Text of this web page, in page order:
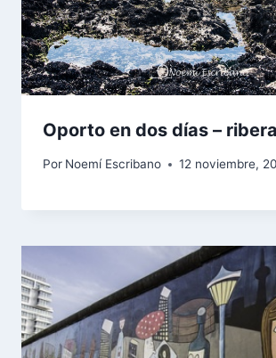
Oporto en dos días –
Por Noemí Escribano 12 noviembre,